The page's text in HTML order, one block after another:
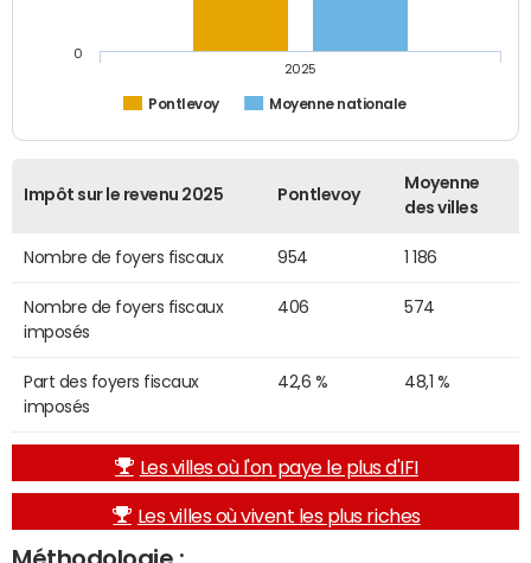
Pontlevoy Moyenne nationale
2025
0
Impôt sur le revenu 2025 Pontlevoy
Moyenne
des villes
Nombre de foyers fiscaux 954 1 186
Nombre de foyers fiscaux
imposés
406 574
Part des foyers fiscaux
imposés
42,6 % 48,1 %
Les villes où l'on paye le plus d'IFI
Les villes où vivent les plus riches
Méthodologie :